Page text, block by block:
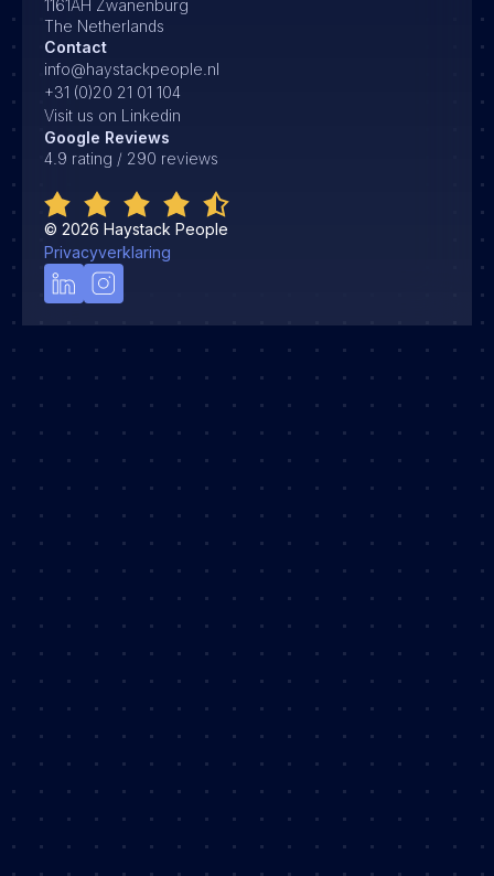
1161AH Zwanenburg
The Netherlands
Contact
info@haystackpeople.nl
+31 (0)20 21 01 104
Visit us on Linkedin
Google Reviews
4.9 rating / 290 reviews
© 2026 Haystack People
Privacyverklaring